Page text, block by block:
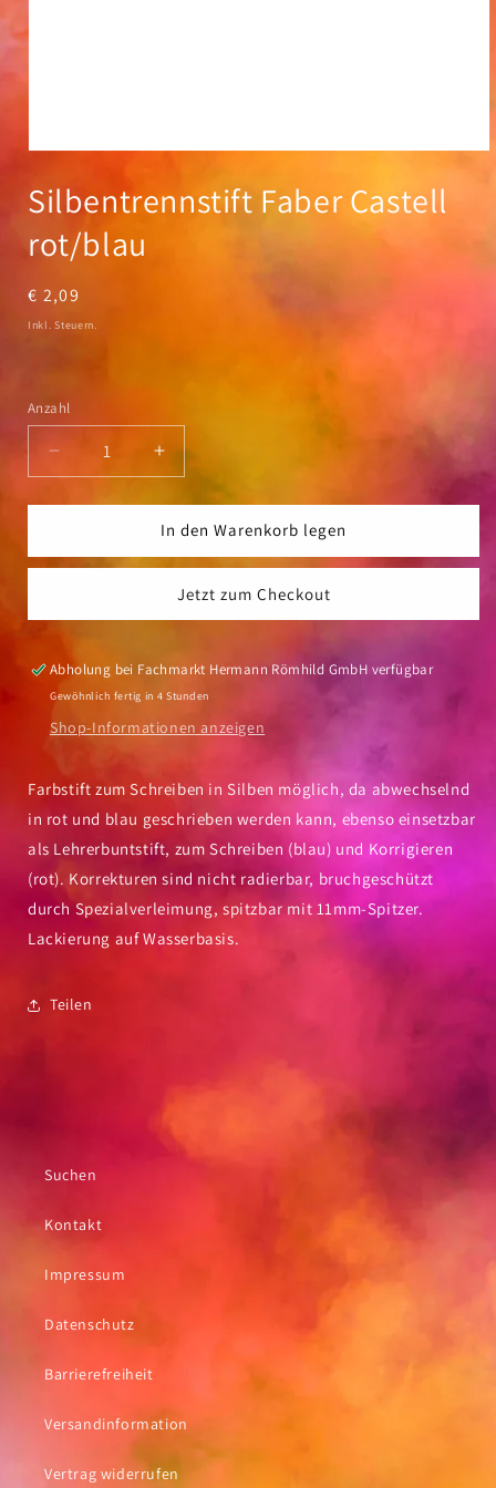
in
Modal
Silbentrennstift Faber Castell
rot/blau
Normaler
Preis
€ 2,09
Inkl. Steuern.
Anzahl
Anzahl
Verringere
die
Menge
Silbentrennstift
rot/blau
Erhöhe
die
Menge
für
Silbentrennstift
Castell
rot/blau
In den Warenkorb legen
Jetzt zum Checkout
Abholung bei Fachmarkt Hermann Römhild GmbH verfügbar
Gewöhnlich fertig in 4 Stunden
Shop-Informationen anzeigen
Farbstift zum Schreiben in Silben möglich, da abwechselnd
in rot und blau geschrieben werden kann, ebenso einsetzbar
als Lehrerbuntstift, zum Schreiben (blau) und Korrigieren
(rot). Korrekturen sind nicht radierbar, bruchgeschützt
durch Spezialverleimung, spitzbar mit 11mm-Spitzer.
Lackierung auf Wasserbasis.
Teilen
Suchen
Kontakt
Impressum
Datenschutz
Barrierefreiheit
Versandinformation
Vertrag widerrufen